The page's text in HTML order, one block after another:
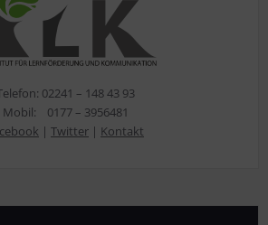
02241 – 148 43 93
Mobil: 0177 – 3956481
| Twitter | Kontakt